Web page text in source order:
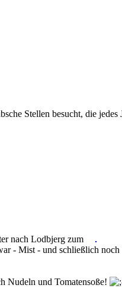
Stellen besucht, die
nach Lodbjerg zum
- Mist - und schließlich
Nudeln und Tomatensoße!